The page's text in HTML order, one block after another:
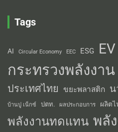
Tags
AI Circular Economy EEC ESG EV
กระทรวงพลังงาน
ประเทศไทย
ขยะพลาสติก น
บ้านปู เน็กซ์ ปตท. ผลประกอบการ ผลิต
พลังงานทดแทน พลั